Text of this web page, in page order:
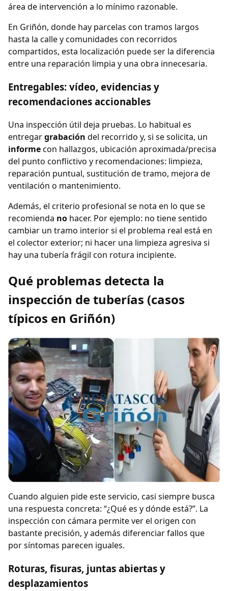
área de intervención a lo mínimo razonable.
En Griñón, donde hay parcelas con tramos largos
hasta la calle y comunidades con recorridos
compartidos, esta localización puede ser la diferencia
entre una reparación limpia y una obra innecesaria.
Entregables: vídeo, evidencias y
recomendaciones accionables
Una inspección útil deja pruebas. Lo habitual es
entregargrabación del recorrido y, si se solicita, un
informecon hallazgos, ubicación aproximada/precisa
del punto conflictivo y recomendaciones: limpieza,
reparación puntual, sustitución de tramo, mejora de
ventilación o mantenimiento.
Además, el criterio profesional se nota en lo que se
recomienda no hacer. Por ejemplo: no tiene sentido
cambiar un tramo interior si el problema real está en
el colector exterior; ni hacer una limpieza agresiva si
hay una tubería frágil con rotura incipiente.
Qué problemas detecta la
inspección de tuberías (casos
típicos en Griñón)
Cuando alguien pide este servicio, casi siempre busca
una respuesta concreta: “¿Qué es y dónde está?”. La
inspección con cámara permite ver el origen con
bastante precisión, y además diferenciar fallos que
por síntomas parecen iguales.
Roturas, fisuras, juntas abiertas y
desplazamientos